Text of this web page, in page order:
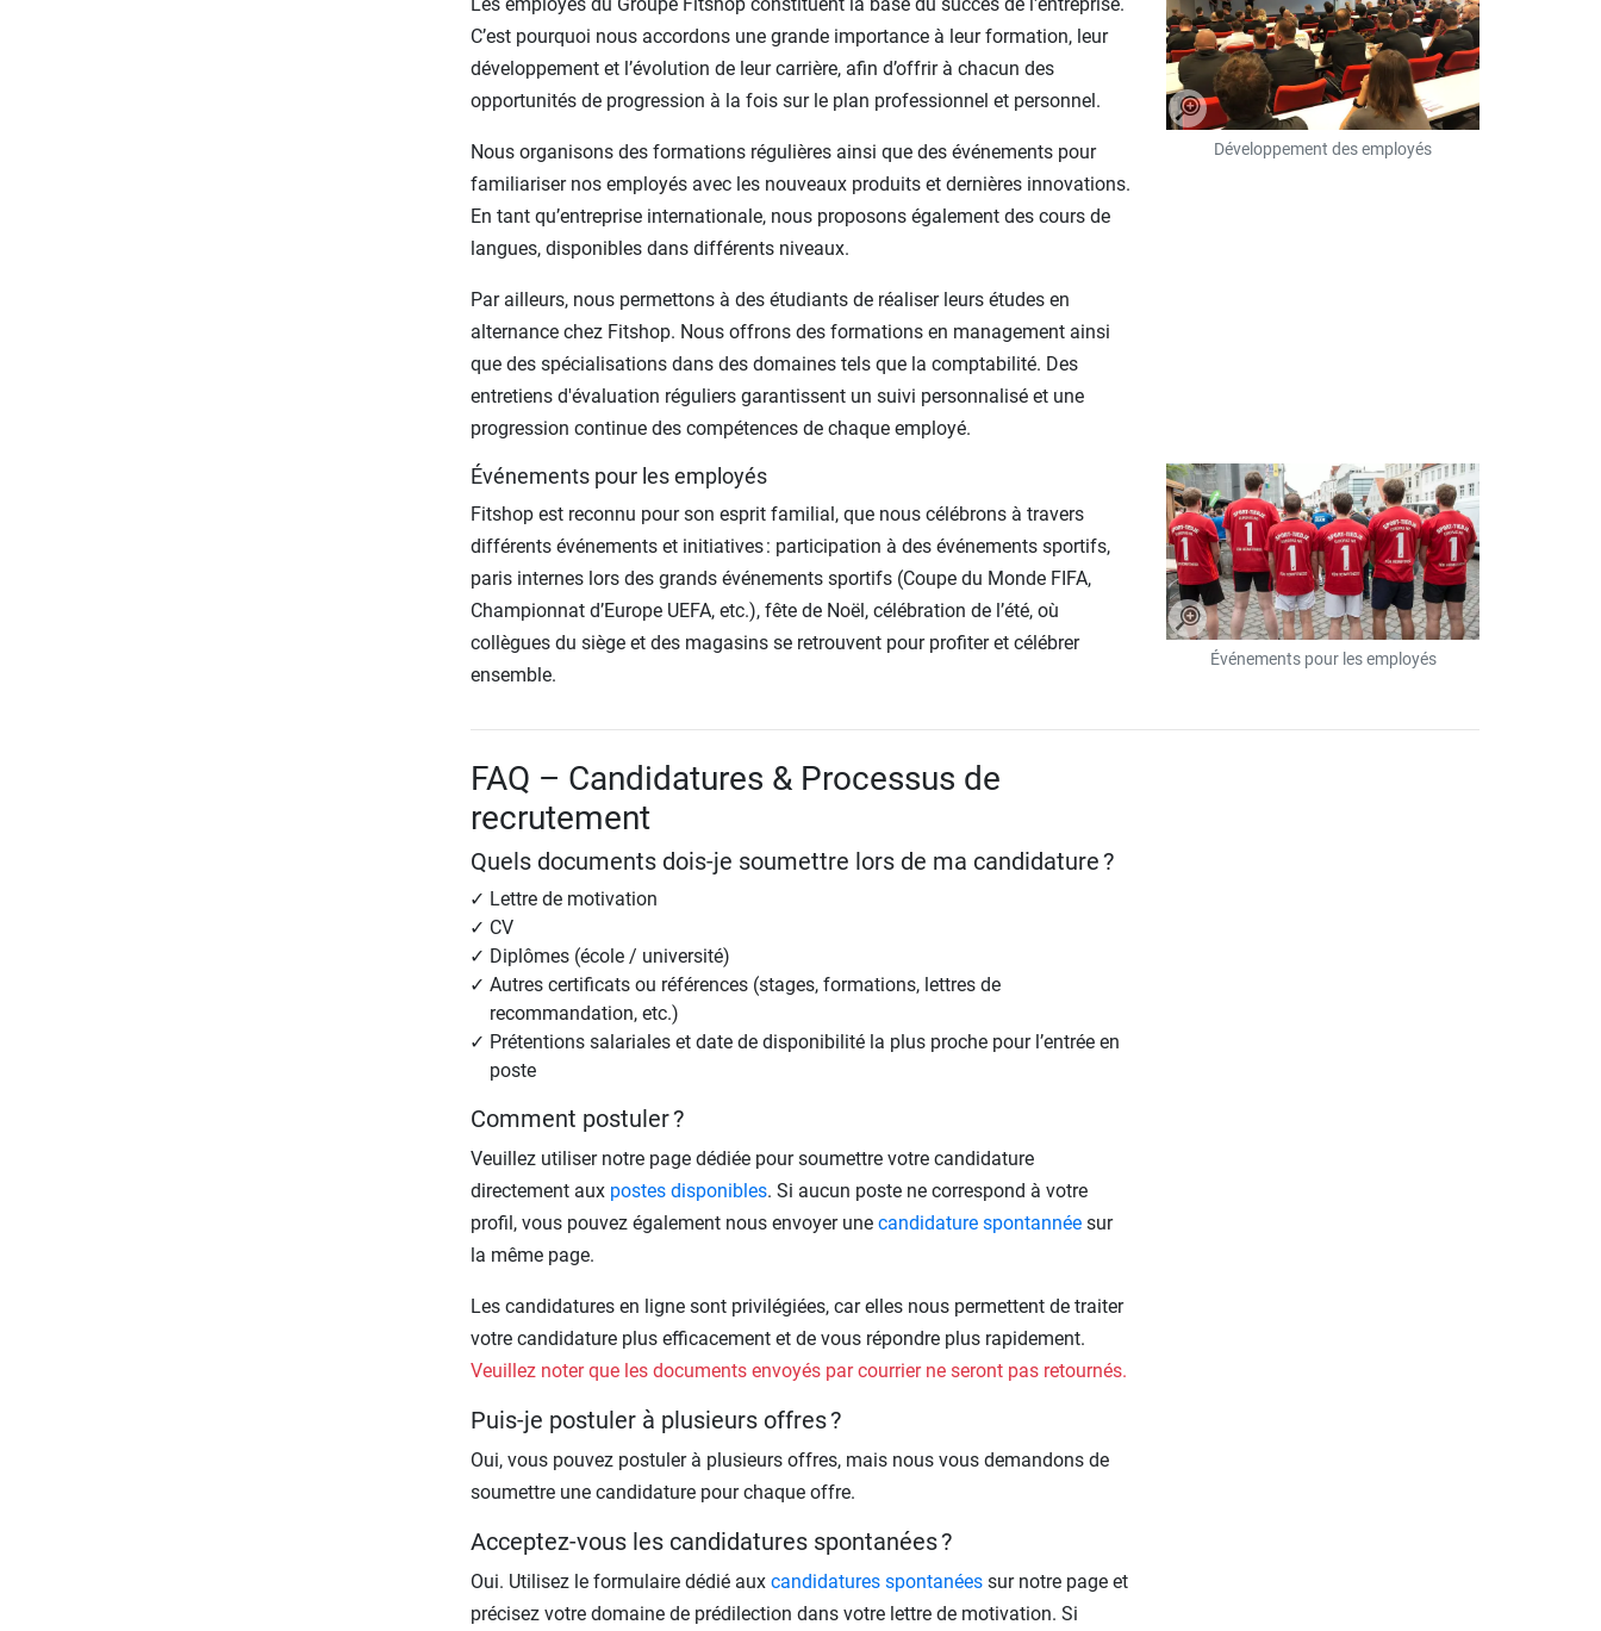
C’est pourquoi nous accordons une grande importance à leur formation, leur
développement et l’évolution de leur carrière, afin d’offrir à chacun des
opportunités de progression à la fois sur le plan professionnel et personnel.
Nous organisons des formations régulières ainsi que des événements pour
familiariser nos employés avec les nouveaux produits et dernières innovations.
En tant qu’entreprise internationale, nous proposons également des cours de
langues, disponibles dans différents niveaux.
Par ailleurs, nous permettons à des étudiants de réaliser leurs études en
alternance chez Fitshop. Nous offrons des formations en management ainsi
que des spécialisations dans des domaines tels que la comptabilité. Des
entretiens d'évaluation réguliers garantissent un suivi personnalisé et une
progression continue des compétences de chaque employé.
Développement des employés
Événements pour les employés
Fitshop est reconnu pour son esprit familial, que nous célébrons à travers
différents événements et initiatives : participation à des événements sportifs,
paris internes lors des grands événements sportifs (Coupe du Monde FIFA,
Championnat d’Europe UEFA, etc.), fête de Noël, célébration de l’été, où
collègues du siège et des magasins se retrouvent pour profiter et célébrer
ensemble.
Événements pour les employés
FAQ – Candidatures & Processus de
recrutement
Quels documents dois-je soumettre lors de ma candidature ?
Lettre de motivation
CV
Diplômes (école / université)
Autres certificats ou références (stages, formations, lettres de
recommandation, etc.)
Prétentions salariales et date de disponibilité la plus proche pour l’entrée en
poste
Comment postuler ?
Veuillez utiliser notre page dédiée pour soumettre votre candidature
directement aux postes disponibles. Si aucun poste ne correspond à votre
profil, vous pouvez également nous envoyer une candidature spontannéesur
la même page.
Les candidatures en ligne sont privilégiées, car elles nous permettent de traiter
votre candidature plus efficacement et de vous répondre plus rapidement.
Veuillez noter que les documents envoyés par courrier ne seront pas retournés.
Puis-je postuler à plusieurs offres ?
Oui, vous pouvez postuler à plusieurs offres, mais nous vous demandons de
soumettre une candidature pour chaque offre.
Acceptez-vous les candidatures spontanées ?
Oui. Utilisez le formulaire dédié aux candidatures spontanéessur notre page et
précisez votre domaine de prédilection dans votre lettre de motivation. Si